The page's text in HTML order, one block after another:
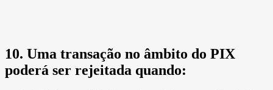
10. Uma transação no âmbito do PIX
poderá ser rejeitada quando: